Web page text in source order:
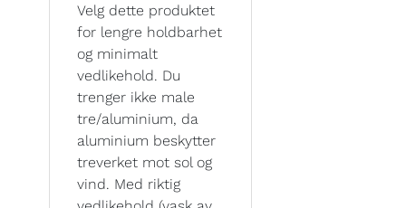
Velg dette produktet
for lengre holdbarhet
og minimalt
vedlikehold. Du
trenger ikke male
tre/aluminium, da
aluminium beskytter
treverket mot sol og
vind. Med riktig